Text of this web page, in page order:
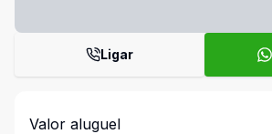
Ligar
Valor aluguel